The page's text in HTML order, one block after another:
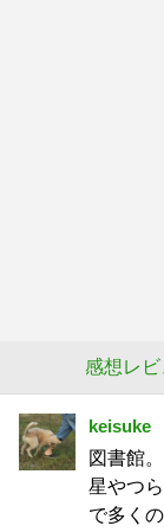
感想レビ
keisuke
図書館
星やつ
で多く